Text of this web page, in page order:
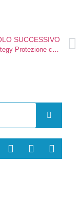
SUCCESSIVO
Smart Strategy Protezione civile, il secondo convegno regionale a Barletta